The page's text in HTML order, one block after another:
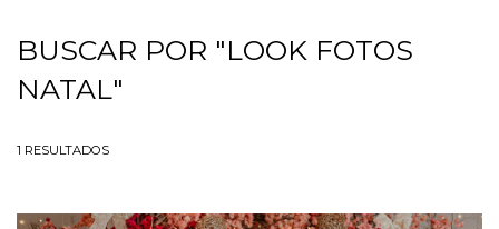
BUSCAR POR "LOOK FOTOS
NATAL"
1 RESULTADOS